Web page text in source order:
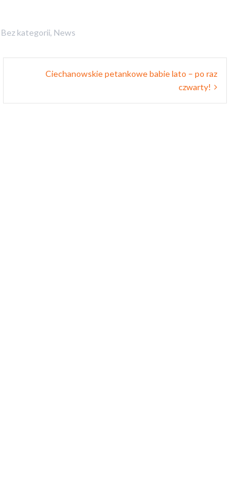
Bez kategorii, News
Ciechanowskie petankowe babie lato – po raz
czwarty!